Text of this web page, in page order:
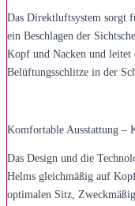
Das Direktluftsystem sorgt
ein Beschlagen der
Kopf und Nacken und
Belüftungsschlitze in der
Komfortable Ausstattung –
Das Design und die
Helms gleichmäßig auf
optimalen Sitz,